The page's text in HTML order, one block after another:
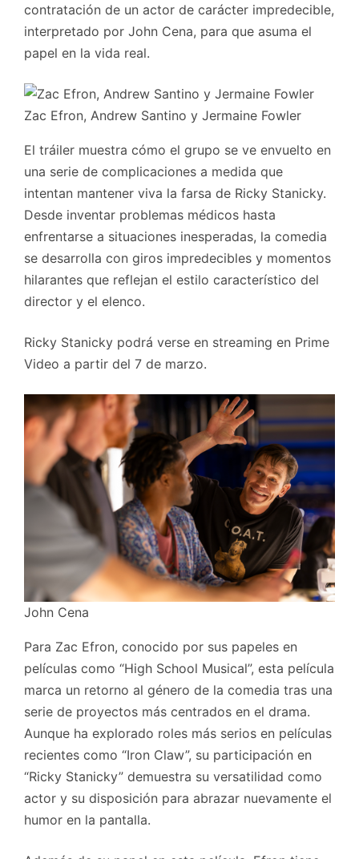
contratación de un actor de carácter impredecible,
interpretado por John Cena, para que asuma el
papel en la vida real.
Zac Efron, Andrew Santino y Jermaine Fowler
El tráiler muestra cómo el grupo se ve envuelto en
una serie de complicaciones a medida que
intentan mantener viva la farsa de Ricky Stanicky.
Desde inventar problemas médicos hasta
enfrentarse a situaciones inesperadas, la comedia
se desarrolla con giros impredecibles y momentos
hilarantes que reflejan el estilo característico del
director y el elenco.
Ricky Stanicky podrá verse en streaming en Prime
Video a partir del 7 de marzo.
John Cena
Para Zac Efron, conocido por sus papeles en
películas como “High School Musical”, esta película
marca un retorno al género de la comedia tras una
serie de proyectos más centrados en el drama.
Aunque ha explorado roles más serios en películas
recientes como “Iron Claw”, su participación en
“Ricky Stanicky” demuestra su versatilidad como
actor y su disposición para abrazar nuevamente el
humor en la pantalla.